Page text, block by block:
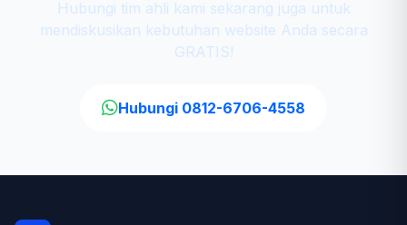
Hubungi tim ahli kami sekarang juga untuk
mendiskusikan kebutuhan website Anda secara
GRATIS!
Hubungi 0812-6706-4558